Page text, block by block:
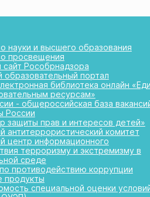
науки и высшего образования
просвещения
Рособрнадзора
портал
библиотека онлайн
ресурсам»
- общероссийская база
России
защиты прав и интересов детей»
антитеррористический комитет
центр информационного
терроризму и экстремизму в
среде
противодействию коррупции
продукты
специальной оценки